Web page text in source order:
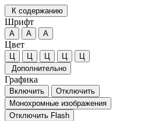
К содержанию
Шрифт
А А А
Цвет
Ц Ц Ц Ц
Ц
Дополнительно
Графика
Включить
Отключить
Монохромные изображения
Отключить Flash